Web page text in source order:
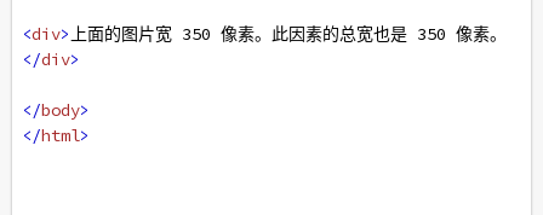
<div> 上面的图片宽 350 像素。此因素的总宽也是 350 像素。
</div>
</body>
</html>